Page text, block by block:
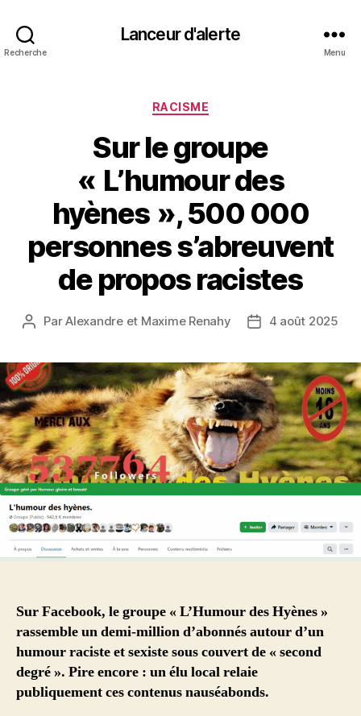
Recherche
Lanceur d'alerte
Menu
Catégories
RACISME
Sur le groupe
« L’humour des
hyènes », 500 000
personnes s’abreuvent
de propos racistes
Auteur
ParAlexandre et Maxime Renahy
Date4 août 2025
Sur Facebook, le groupe « L’Humour des Hyènes »
rassemble un demi-million d’abonnés autour d’un
humour raciste et sexiste sous couvert de « second
degré ». Pire encore : un élu local relaie
publiquement ces contenus nauséabonds.